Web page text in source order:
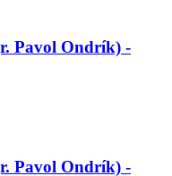
Pavol Ondrík) -
Pavol Ondrík) -